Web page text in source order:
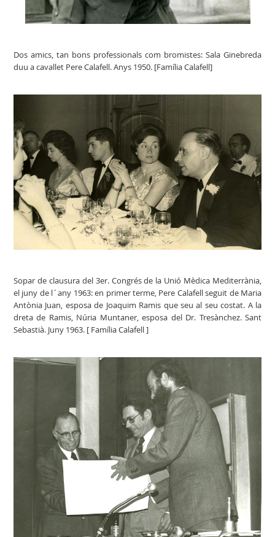
Dos amics, tan bons professionals com bromistes: Sala Ginebreda
duu a cavallet Pere Calafell. Anys 1950. [Família Calafell]
Sopar de clausura del 3er. Congrés de la Unió Mèdica Mediterrània,
el juny de l´any 1963: en primer terme, Pere Calafell seguit de Maria
Antònia Juan, esposa de Joaquim Ramis que seu al seu costat. A la
dreta de Ramis, Núria Muntaner, esposa del Dr. Tresànchez. Sant
Sebastià. Juny 1963. [ Família Calafell ]